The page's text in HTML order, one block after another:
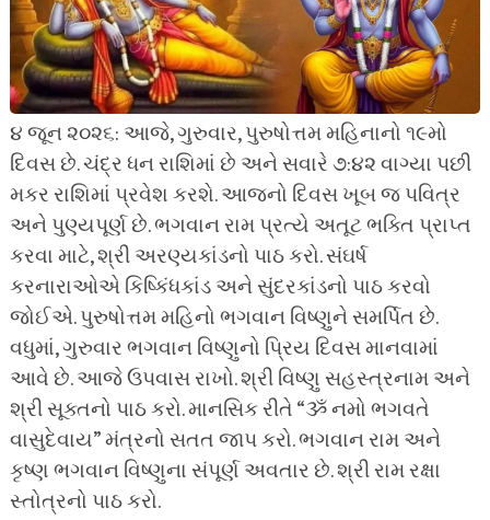
૪ જૂન ૨૦૨૬: આજે, ગુરુવાર, પુરુષોત્તમ મહિનાનો ૧૯મો
દિવસ છે. ચંદ્ર ધન રાશિમાં છે અને સવારે ૭:૪૨ વાગ્યા પછી
મકર રાશિમાં પ્રવેશ કરશે. આજનો દિવસ ખૂબ જ પવિત્ર
અને પુણ્યપૂર્ણ છે. ભગવાન રામ પ્રત્યે અતૂટ ભક્તિ પ્રાપ્ત
કરવા માટે, શ્રી અરણ્યકાંડનો પાઠ કરો. સંઘર્ષ
કરનારાઓએ કિષ્કિંધકાંડ અને સુંદરકાંડનો પાઠ કરવો
જોઈએ. પુરુષોત્તમ મહિનો ભગવાન વિષ્ણુને સમર્પિત છે.
વધુમાં, ગુરુવાર ભગવાન વિષ્ણુનો પ્રિય દિવસ માનવામાં
આવે છે. આજે ઉપવાસ રાખો. શ્રી વિષ્ણુ સહસ્ત્રનામ અને
શ્રી સૂક્તનો પાઠ કરો. માનસિક રીતે “ૐ નમો ભગવતે
વાસુદેવાય” મંત્રનો સતત જાપ કરો. ભગવાન રામ અને
કૃષ્ણ ભગવાન વિષ્ણુના સંપૂર્ણ અવતાર છે. શ્રી રામ રક્ષા
સ્તોત્રનો પાઠ કરો.